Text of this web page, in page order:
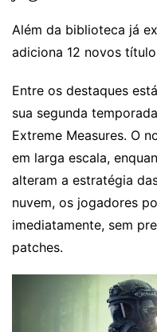
Além da biblioteca já
adiciona 12 novos
Entre os destaques
sua segunda
Extreme Measures. O
em larga escala,
alteram a estratégia
nuvem, os jogadores
imediatamente, sem
patches.